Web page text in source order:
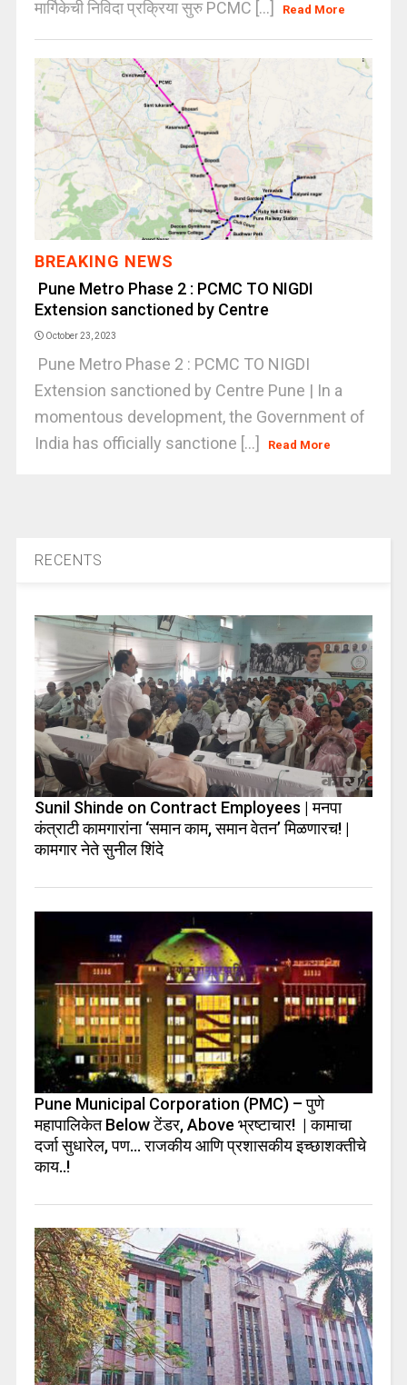
मार्गिकेची निविदा प्रक्रिया सुरु PCMC [...]
Read More
BREAKING NEWS
Pune Metro Phase 2 : PCMC TO NIGDI
Extension sanctioned by Centre
October 23, 2023
Pune Metro Phase 2 : PCMC TO NIGDI
Extension sanctioned by Centre Pune | In a
momentous development, the Government of
India has officially sanctione [...]
Read More
RECENTS
Sunil Shinde on Contract Employees | मनपा
कंत्राटी कामगारांना ‘समान काम, समान वेतन’ मिळणारच! |
कामगार नेते सुनील शिंदे
Pune Municipal Corporation (PMC) – पुणे
महापालिकेत Below टेंडर, Above भ्रष्टाचार! | कामाचा
दर्जा सुधारेल, पण… राजकीय आणि प्रशासकीय इच्छाशक्तीचे
काय..!